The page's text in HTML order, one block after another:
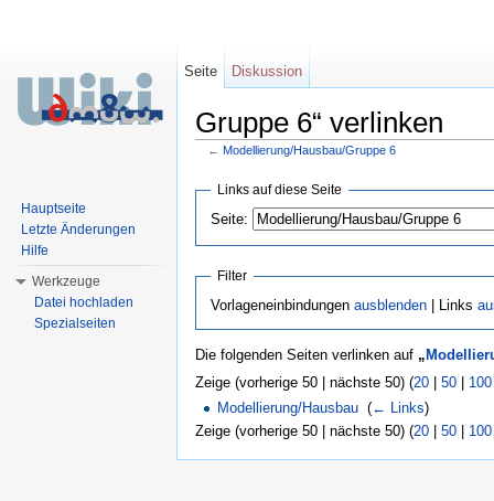
Gruppe 6“ verlinken
← Modellierung/Hausbau/Gruppe 6
Links auf diese Seite
Seite:
Filter
Vorlageneinbindungen ausblenden| Links
Die folgenden Seiten verlinken auf „
Zeige (vorherige 50 | nächste 50) (20 50 100
Modellierung/Hausbau ‎(← Links)
Zeige (vorherige 50 | nächste 50) (20 | 50 | 100
Seite Diskussion
Hauptseite
Letzte Änderungen
Hilfe
Werkzeuge
Datei hochladen
Spezialseiten